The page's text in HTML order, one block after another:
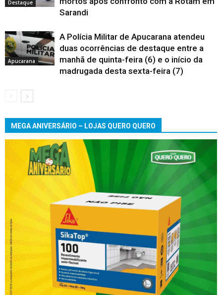
Destaque
Sarandi
Apucarana
A Polícia Militar de Apucarana atendeu
duas ocorrências de destaque entre a
manhã de quinta-feira (6) e o início da
madrugada desta sexta-feira (7)
MEGA ANIVERSÁRIO – LOJAS QUERO QUERO